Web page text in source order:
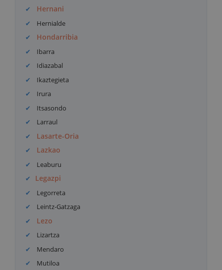
Hernani
Hernialde
Hondarribia
Ibarra
Idiazabal
Ikaztegieta
Irura
Itsasondo
Larraul
Lasarte-Oria
Lazkao
Leaburu
Legazpi
Legorreta
Leintz-Gatzaga
Lezo
Lizartza
Mendaro
Mutiloa